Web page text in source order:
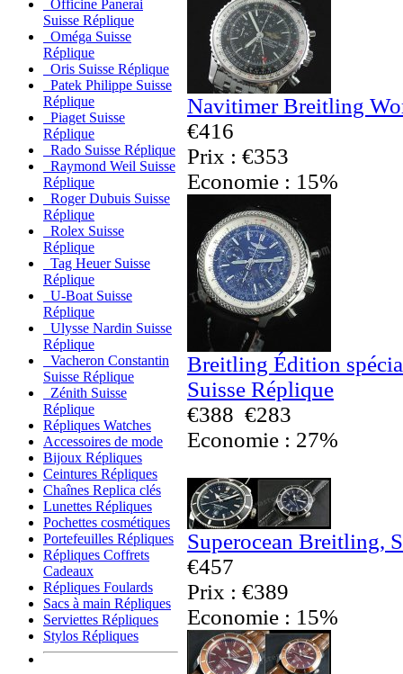
Officine Panerai
Suisse Réplique
Oméga Suisse
Réplique
Oris Suisse Réplique
Patek Philippe Suisse
Réplique
Piaget Suisse
Réplique
Rado Suisse Réplique
Raymond Weil Suisse
Réplique
Roger Dubuis Suisse
Réplique
Rolex Suisse
Réplique
Tag Heuer Suisse
Réplique
U-Boat Suisse
Réplique
Ulysse Nardin Suisse
Réplique
Vacheron Constantin
Suisse Réplique
Zénith Suisse
Réplique
Répliques Watches
Accessoires de mode
Bijoux Répliques
Ceintures Répliques
Chaînes Replica clés
Lunettes Répliques
Pochettes cosmétiques
Portefeuilles Répliques
Répliques Coffrets
Cadeaux
Répliques Foulards
Sacs à main Répliques
Serviettes Répliques
Stylos Répliques
Navitimer Breitling
€416
Prix : €353
Economie : 15%
Breitling Édition
Suisse Réplique
€388 €283
Economie : 27%
Superocean Breitling,
€457
Prix : €389
Economie : 15%